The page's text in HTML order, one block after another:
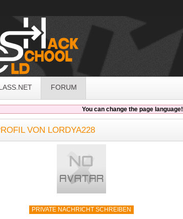
FORUM
You can change the page language!
VON LORDYA228
PRIVATE NACHRICHT SCHREIBEN